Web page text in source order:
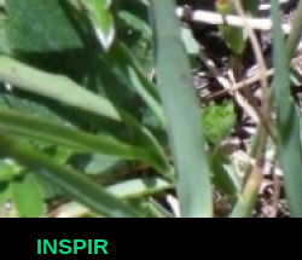
Aller
au
contenu
INSPIR